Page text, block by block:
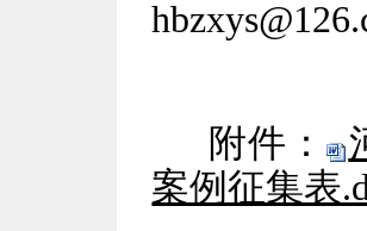
附件：
案例征集表